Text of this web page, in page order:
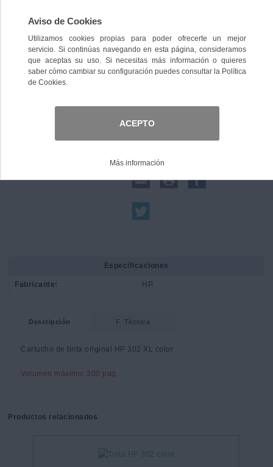
Comprar
Especificaciones
Fabricante: HP.
Descripción F. Técnica
Cartucho de tinta original HP 302 XL color
Volumen máximo: 300 pag.
Productos relacionados